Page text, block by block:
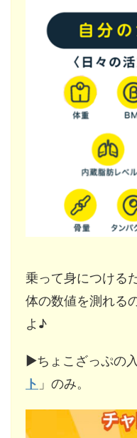
乗って身につける
体の数値を測れる
よ♪
▶︎ちょこざっぷの
ト 」のみ。